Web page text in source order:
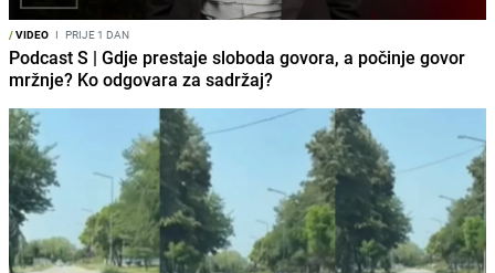
/VIDEO I PRIJE 1 DAN
Podcast S | Gdje prestaje sloboda govora, a počinje govor
mržnje? Ko odgovara za sadržaj?